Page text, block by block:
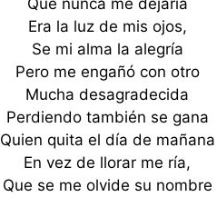
Era la luz de mis ojos,
Se mi alma la alegría
Pero me engañó con otro
Mucha desagradecida
Perdiendo también se gana
Quien quita el día de mañana
En vez de llorar me ría,
Que se me olvide su nombre